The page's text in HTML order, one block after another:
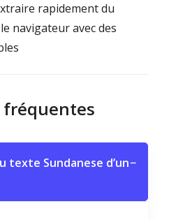
rapidement du
navigateur avec des
texte Sundanese d’un−